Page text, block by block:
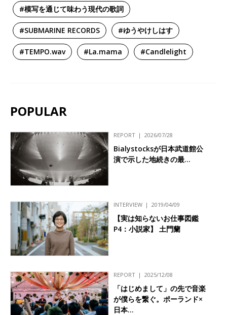
#模写を通じて味わう現代の歌詞
#SUBMARINE RECORDS #ゆうやけしはす
#TEMPO.wav #La.mama #Candlelight
POPULAR
REPORT 2026/07/28
Bialystocksが日本武道館公
演で示した地続きの最…
INTERVIEW 2019/04/09
【実は知らないお仕事図鑑
P4：小説家】 土門蘭
REPORT 2025/12/08
「はじめまして」の先で音楽
が僕らを繋ぐ。ポーランド×
日本…